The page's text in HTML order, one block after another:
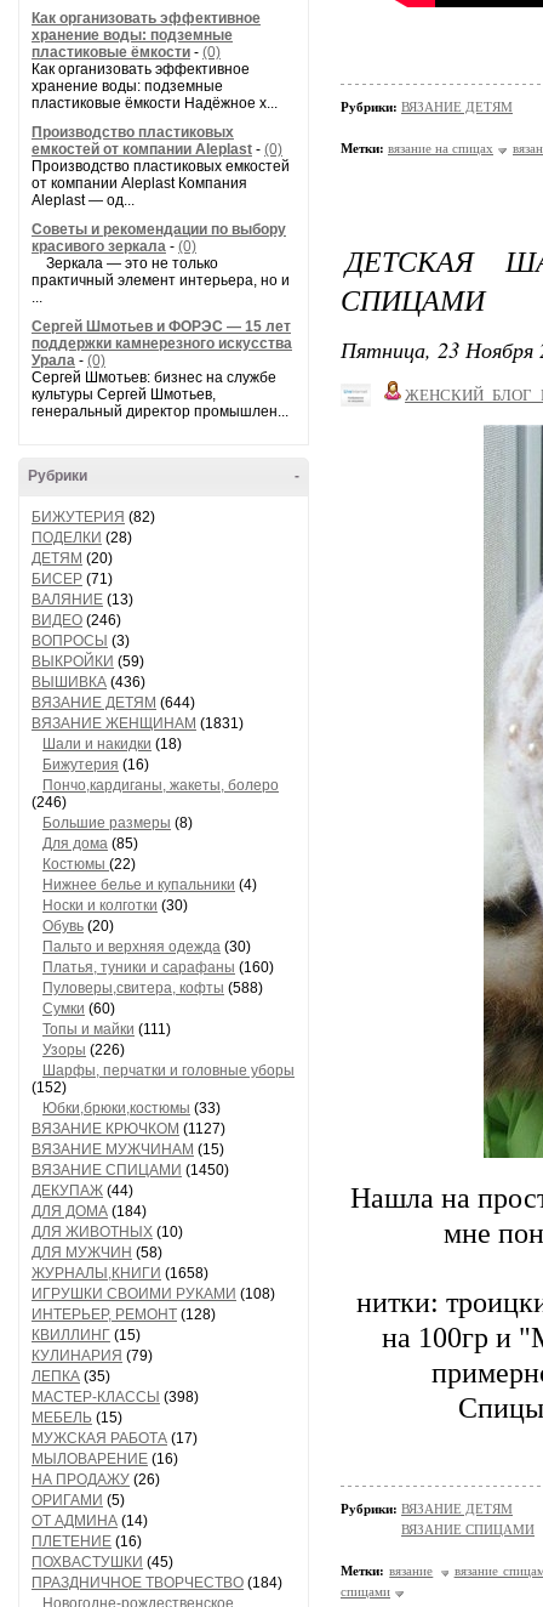
Как организовать эффективное
хранение воды: подземные
пластиковые ёмкости - (0)
Как организовать эффективное
хранение воды: подземные
пластиковые ёмкости Надёжное х...
Производство пластиковых
емкостей от компании Aleplast - (0)
Производство пластиковых емкостей
от компании Aleplast Компания
Aleplast — од...
Советы и рекомендации по выбору
красивого зеркала - (0)
Зеркала — это не только
практичный элемент интерьера, но и
...
Сергей Шмотьев и ФОРЭС — 15 лет
поддержки камнерезного искусства
Урала - (0)
Сергей Шмотьев: бизнес на службе
культуры Сергей Шмотьев,
генеральный директор промышлен...
-
Рубрики
БИЖУТЕРИЯ (82)
ПОДЕЛКИ (28)
ДЕТЯМ (20)
БИСЕР (71)
ВАЛЯНИЕ (13)
ВИДЕО (246)
ВОПРОСЫ (3)
ВЫКРОЙКИ (59)
ВЫШИВКА (436)
ВЯЗАНИЕ ДЕТЯМ (644)
ВЯЗАНИЕ ЖЕНЩИНАМ (1831)
Шали и накидки (18)
Бижутерия (16)
Пончо,кардиганы, жакеты, болеро
(246)
Большие размеры (8)
Для дома (85)
Костюмы (22)
Нижнее белье и купальники (4)
Носки и колготки (30)
Обувь (20)
Пальто и верхняя одежда (30)
Платья, туники и сарафаны (160)
Пуловеры,свитера, кофты (588)
Сумки (60)
Топы и майки (111)
Узоры (226)
Шарфы, перчатки и головные уборы
(152)
Юбки,брюки,костюмы (33)
ВЯЗАНИЕ КРЮЧКОМ (1127)
ВЯЗАНИЕ МУЖЧИНАМ (15)
ВЯЗАНИЕ СПИЦАМИ (1450)
ДЕКУПАЖ (44)
ДЛЯ ДОМА (184)
ДЛЯ ЖИВОТНЫХ (10)
ДЛЯ МУЖЧИН (58)
ЖУРНАЛЫ,КНИГИ (1658)
ИГРУШКИ СВОИМИ РУКАМИ (108)
ИНТЕРЬЕР, РЕМОНТ (128)
КВИЛЛИНГ (15)
КУЛИНАРИЯ (79)
ЛЕПКА (35)
МАСТЕР-КЛАССЫ (398)
МЕБЕЛЬ (15)
МУЖСКАЯ РАБОТА (17)
МЫЛОВАРЕНИЕ (16)
НА ПРОДАЖУ (26)
ОРИГАМИ (5)
ОТ АДМИНА (14)
ПЛЕТЕНИЕ (16)
ПОХВАСТУШКИ (45)
ПРАЗДНИЧНОЕ ТВОРЧЕСТВО (184)
Новогодне-рождественское
Рубрики: ВЯЗАНИЕ ДЕТЯМ
Метки: вязание на спицах
ДЕТСКАЯ
СПИЦАМИ
Пятница, 23 Ноября
Нашла на
мне
нитки:
на 100гр и
Рубрики: ВЯЗАНИЕ ДЕТЯМ
ВЯЗАНИЕ СПИЦАМИ
Метки: вязание
вязание
спицами